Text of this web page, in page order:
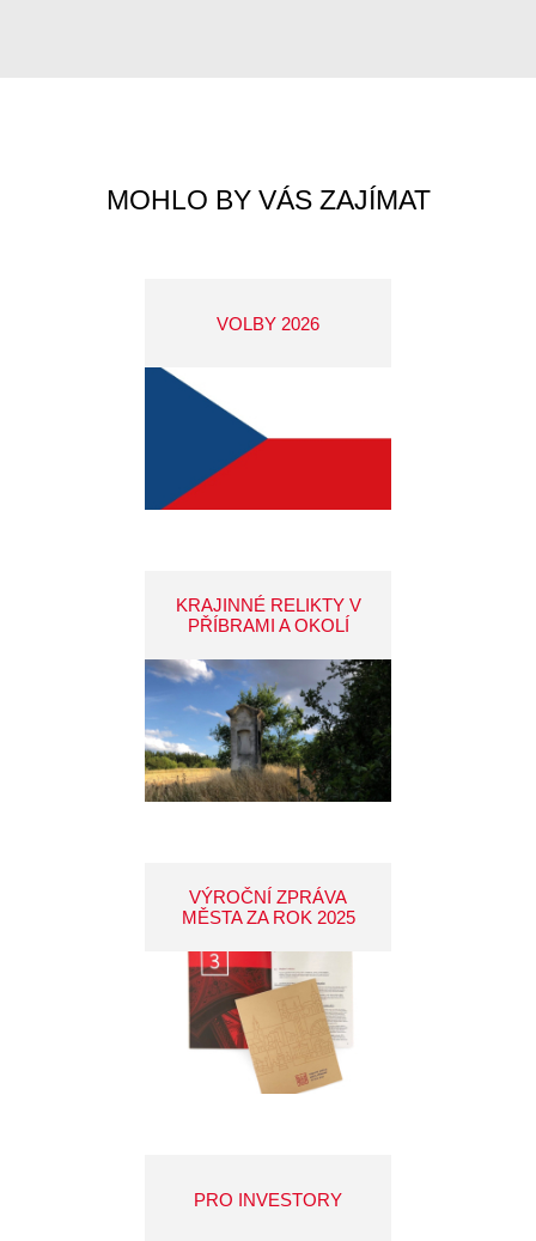
MOHLO BY VÁS ZAJÍMAT
VOLBY 2026
KRAJINNÉ RELIKTY V
PŘÍBRAMI A OKOLÍ
VÝROČNÍ ZPRÁVA
MĚSTA ZA ROK 2025
PRO INVESTORY